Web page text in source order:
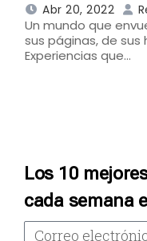
Abr 20, 2022
Un mundo que
sus páginas, de
Experiencias que…
Los 10
cada semana